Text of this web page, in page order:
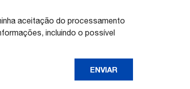
aceitação do processamento
incluindo o possível